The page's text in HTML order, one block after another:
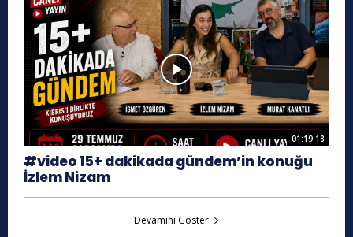
01:19:18
#video 15+ dakikada gündem’in konuğu
İzlem Nizam
Devamını Göster